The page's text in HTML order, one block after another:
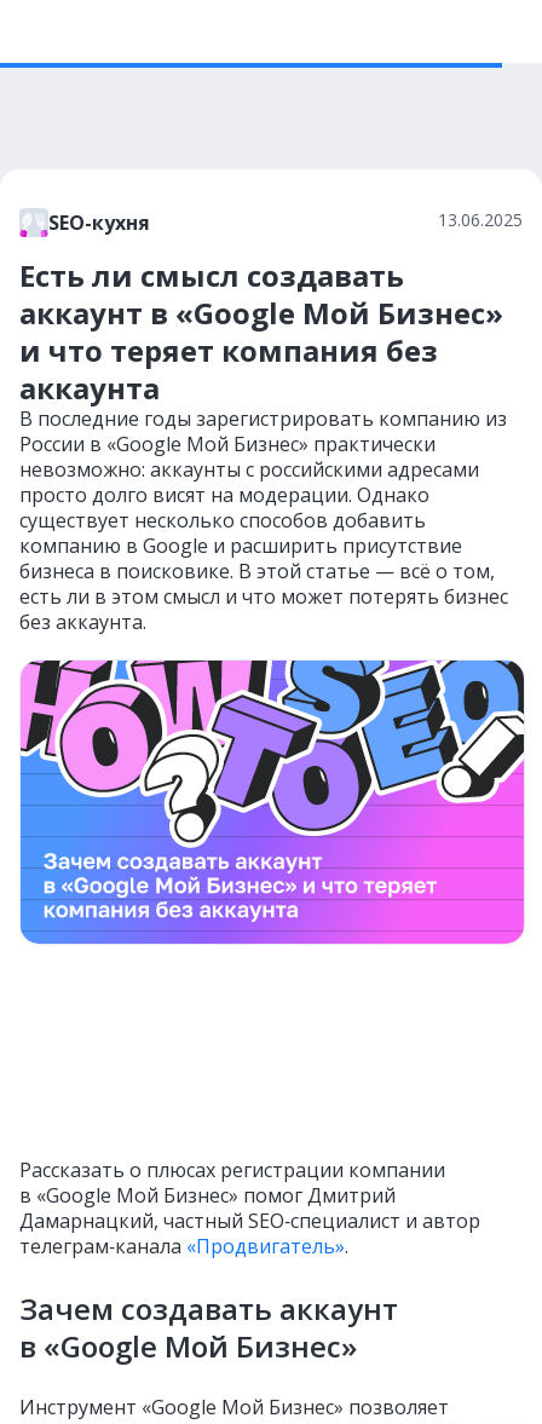
SEO-кухня 13.06.2025
Есть ли смысл создавать
аккаунт в «Google Мой Бизнес»
и что теряет компания без
аккаунта
В последние годы зарегистрировать компанию из
России в «Google Мой Бизнес» практически
невозможно: аккаунты с российскими адресами
просто долго висят на модерации. Однако
существует несколько способов добавить
компанию в Google и расширить присутствие
бизнеса в поисковике. В этой статье — всё о том,
есть ли в этом смысл и что может потерять бизнес
без аккаунта.
Рассказать о плюсах регистрации компании
в «Google Мой Бизнес» помог Дмитрий
Дамарнацкий, частный SEO‑специалист и автор
телеграм‑канала «Продвигатель».
Зачем создавать аккаунт
в «Google Мой Бизнес»
Инструмент «Google Мой Бизнес» позволяет